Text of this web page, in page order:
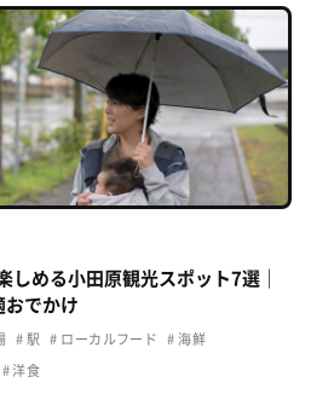
しめる小田原観光スポット7選｜
おでかけ
駅 ローカルフード 海鮮
洋食